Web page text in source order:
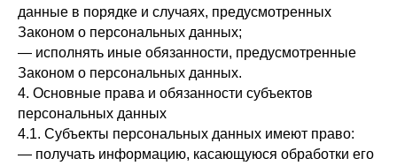
данные в порядке и случаях, предусмотренных
Законом о персональных данных;
— исполнять иные обязанности, предусмотренные
Законом о персональных данных.
4. Основные права и обязанности субъектов
персональных данных
4.1. Субъекты персональных данных имеют право:
— получать информацию, касающуюся обработки его